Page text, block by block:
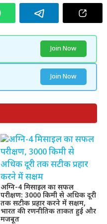
Join Now
Join Now
अग्नि-4 मिसाइल का सफल
परीक्षण: 3000 किमी से अधिक दूरी
तक सटीक प्रहार करने में सक्षम,
भारत की रणनीतिक ताकत हुई और
मजबूत